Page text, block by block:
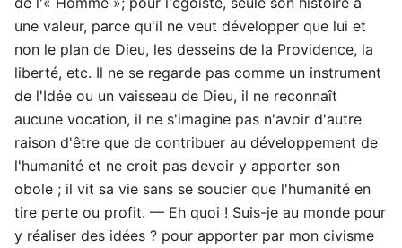
une valeur, parce qu'il ne veut développer que lui et
non le plan de Dieu, les desseins de la Providence, la
liberté, etc. Il ne se regarde pas comme un instrument
de l'Idée ou un vaisseau de Dieu, il ne reconnaît
aucune vocation, il ne s'imagine pas n'avoir d'autre
raison d'être que de contribuer au développement de
l'humanité et ne croit pas devoir y apporter son
obole ; il vit sa vie sans se soucier que l'humanité en
tire perte ou profit. — Eh quoi ! Suis-je au monde pour
y réaliser des idées ? pour apporter par mon civisme